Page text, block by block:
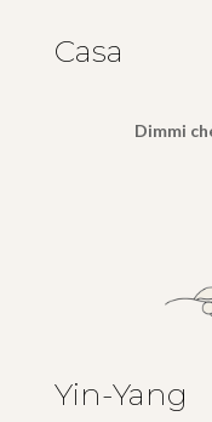
Casa
Dimmi
Yin-Yang